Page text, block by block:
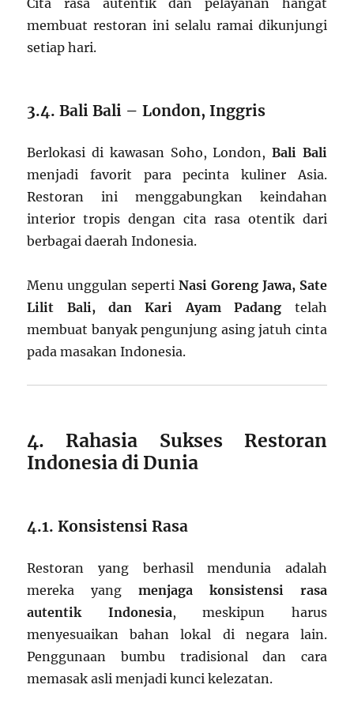
Cita rasa autentik dan pelayanan hangat
membuat restoran ini selalu ramai dikunjungi
setiap hari.
3.4. Bali Bali – London, Inggris
Berlokasi di kawasan Soho, London, Bali Bali
menjadi favorit para pecinta kuliner Asia.
Restoran ini menggabungkan keindahan
interior tropis dengan cita rasa otentik dari
berbagai daerah Indonesia.
Menu unggulan seperti Nasi Goreng Jawa, Sate
Lilit Bali, dan Kari Ayam Padang telah
membuat banyak pengunjung asing jatuh cinta
pada masakan Indonesia.
4. Rahasia Sukses Restoran
Indonesia di Dunia
4.1. Konsistensi Rasa
Restoran yang berhasil mendunia adalah
mereka yang menjaga konsistensi rasa
autentik Indonesia, meskipun harus
menyesuaikan bahan lokal di negara lain.
Penggunaan bumbu tradisional dan cara
memasak asli menjadi kunci kelezatan.